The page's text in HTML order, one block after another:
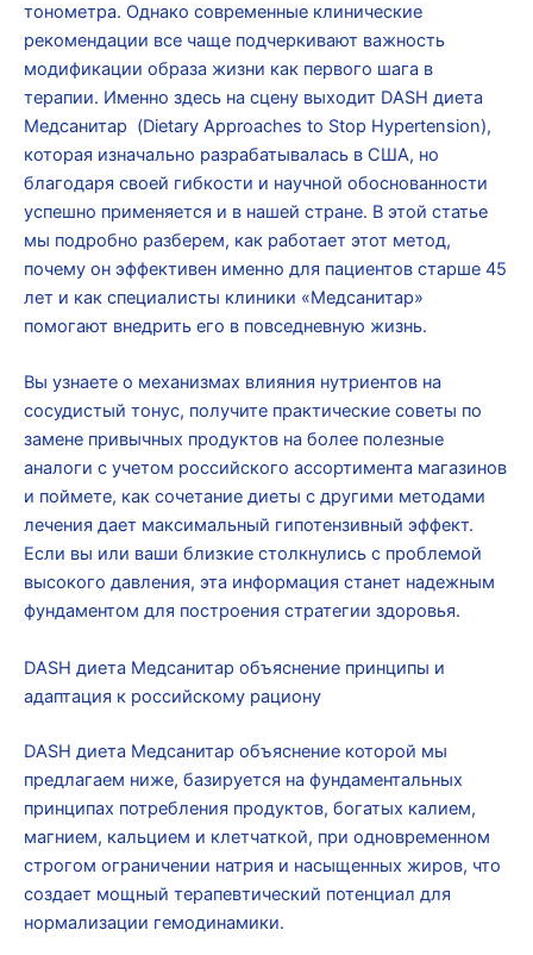
тонометра. Однако современные клинические
рекомендации все чаще подчеркивают важность
модификации образа жизни как первого шага в
терапии. Именно здесь на сцену выходит DASH диета
Медсанитар (Dietary Approaches to Stop Hypertension),
которая изначально разрабатывалась в США, но
благодаря своей гибкости и научной обоснованности
успешно применяется и в нашей стране. В этой статье
мы подробно разберем, как работает этот метод,
почему он эффективен именно для пациентов старше 45
лет и как специалисты клиники «Медсанитар»
помогают внедрить его в повседневную жизнь.
Вы узнаете о механизмах влияния нутриентов на
сосудистый тонус, получите практические советы по
замене привычных продуктов на более полезные
аналоги с учетом российского ассортимента магазинов
и поймете, как сочетание диеты с другими методами
лечения дает максимальный гипотензивный эффект.
Если вы или ваши близкие столкнулись с проблемой
высокого давления, эта информация станет надежным
фундаментом для построения стратегии здоровья.
DASH диета Медсанитар объяснение принципы и
адаптация к российскому рациону
DASH диета Медсанитар объяснение которой мы
предлагаем ниже, базируется на фундаментальных
принципах потребления продуктов, богатых калием,
магнием, кальцием и клетчаткой, при одновременном
строгом ограничении натрия и насыщенных жиров, что
создает мощный терапевтический потенциал для
нормализации гемодинамики.